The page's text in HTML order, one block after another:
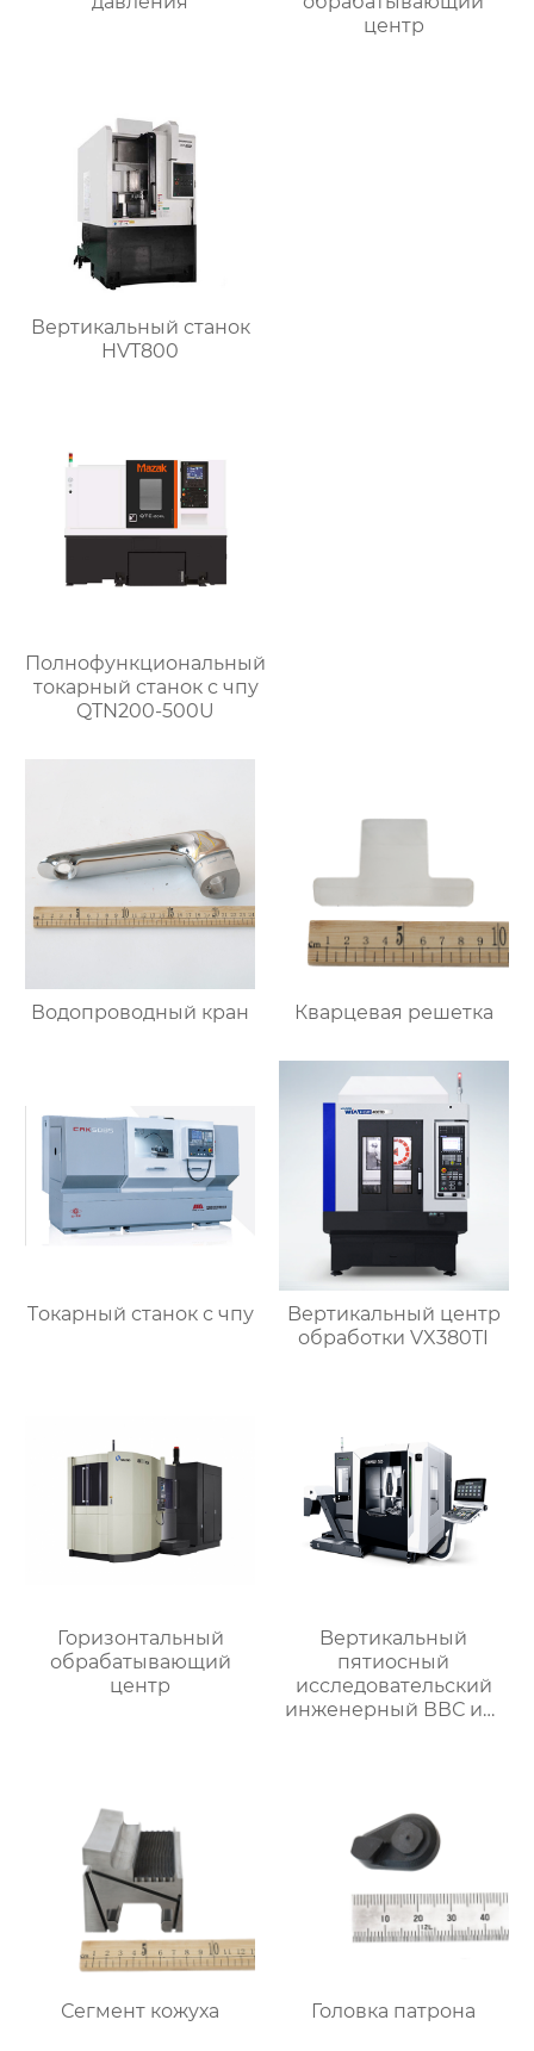
центр
Вертикальный станок
HVT800
Полнофункциональный
токарный станок с чпу
QTN200-500U
Водопроводный кран Кварцевая решетка
Tокарный станок с чпу
Bертикальный центр
обработки VX380TI
Горизонтальный
обрабатывающий
центр
Bертикальный
пятиосный
исследовательский
инженерный ВВС им.
Сегмент кожуха Головка патрона